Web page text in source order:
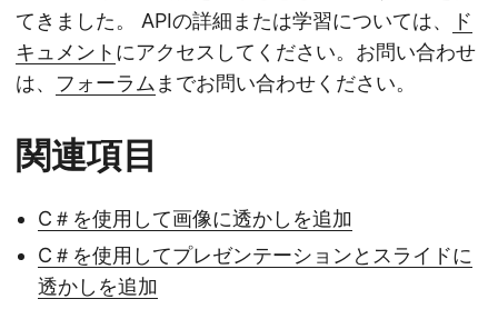
てきました。 APIの詳細または学習については、
ド
キュメント にアクセスしてください。お問い合わせ
は、 フォーラムまでお問い合わせください。
関連項目
C＃を使用して画像に透かしを追加
C＃を使用してプレゼンテーションとスライドに
透かしを追加